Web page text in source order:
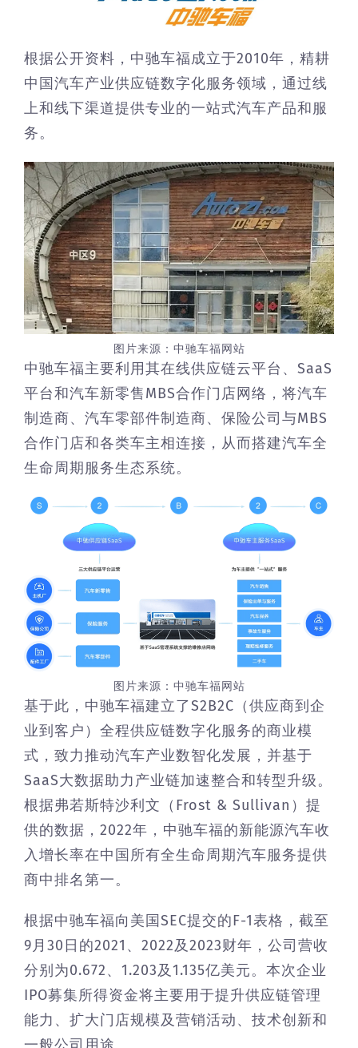
根据公开资料，中驰车福成立于2010年，精耕
中国汽车产业供应链数字化服务领域，通过线
上和线下渠道提供专业的一站式汽车产品和服
务。
图片来源：中驰车福网站
中驰车福主要利用其在线供应链云平台、SaaS
平台和汽车新零售MBS合作门店网络，将汽车
制造商、汽车零部件制造商、保险公司与MBS
合作门店和各类车主相连接，从而搭建汽车全
生命周期服务生态系统。
图片来源：中驰车福网站
基于此，中驰车福建立了S2B2C（供应商到企
业到客户）全程供应链数字化服务的商业模
式，致力推动汽车产业数智化发展，并基于
SaaS大数据助力产业链加速整合和转型升级。
根据弗若斯特沙利文（Frost & Sullivan）提
供的数据，2022年，中驰车福的新能源汽车收
入增长率在中国所有全生命周期汽车服务提供
商中排名第一。
根据中驰车福向美国SEC提交的F-1表格，截至
9月30日的2021、2022及2023财年，公司营收
分别为0.672、1.203及1.135亿美元。本次企业
IPO募集所得资金将主要用于提升供应链管理
能力、扩大门店规模及营销活动、技术创新和